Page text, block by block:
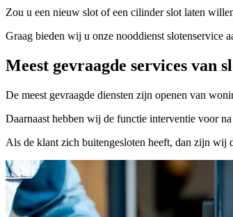
Zou u een nieuw slot of een cilinder slot laten
Graag bieden wij u onze nooddienst slotenservice
Meest gevraagde services van
De meest gevraagde diensten zijn openen van
Daarnaast hebben wij de functie interventie voor
Als de klant zich buitengesloten heeft, dan zijn wij